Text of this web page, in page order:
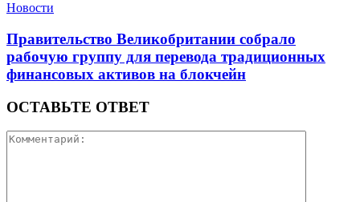
Новости
Правительство Великобритании собрало
рабочую группу для перевода традиционных
финансовых активов на блокчейн
ОСТАВЬТЕ ОТВЕТ